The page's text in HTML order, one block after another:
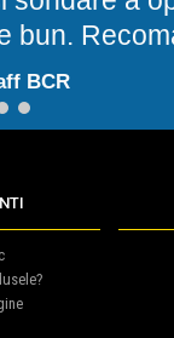
bun.
BCR
5